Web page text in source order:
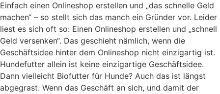
Einfach einen Onlineshop erstellen und „das schnelle Geld
machen“ – so stellt sich das manch ein Gründer vor. Leider
liest es sich oft so: Einen Onlineshop erstellen und „schnell
Geld versenken“. Das geschieht nämlich, wenn die
Geschäftsidee hinter dem Onlineshop nicht einzigartig ist.
Hundefutter allein ist keine einzigartige Geschäftsidee.
Dann vielleicht Biofutter für Hunde? Auch das ist längst
abgegrast. Wenn das Geschäft an sich, und damit der